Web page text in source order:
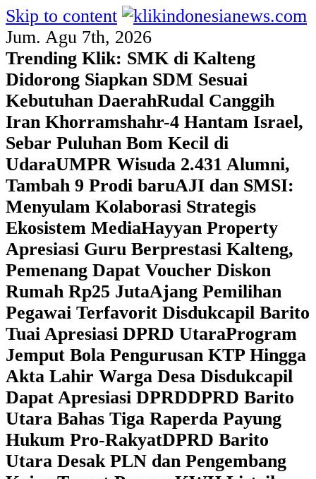
Skip to content
Jum. Agu 7th, 2026
Trending Klik: SMK di Kalteng
Didorong Siapkan SDM Sesuai
Kebutuhan DaerahRudal Canggih
Iran Khorramshahr-4 Hantam Israel,
Sebar Puluhan Bom Kecil di
UdaraUMPR Wisuda 2.431 Alumni,
Tambah 9 Prodi baruAJI dan SMSI:
Menyulam Kolaborasi Strategis
Ekosistem MediaHayyan Property
Apresiasi Guru Berprestasi Kalteng,
Pemenang Dapat Voucher Diskon
Rumah Rp25 JutaAjang Pemilihan
Pegawai Terfavorit Disdukcapil Barito
Tuai Apresiasi DPRD UtaraProgram
Jemput Bola Pengurusan KTP Hingga
Akta Lahir Warga Desa Disdukcapil
Dapat Apresiasi DPRDDPRD Barito
Utara Bahas Tiga Raperda Payung
Hukum Pro-RakyatDPRD Barito
Utara Desak PLN dan Pengembang